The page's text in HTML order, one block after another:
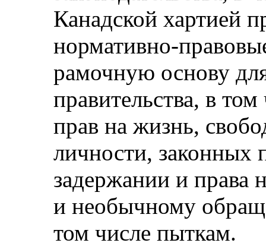
Канадской хартией
нормативно-
рамочную основу
правительства, в
прав на жизнь,
личности, законных
задержании и права
и необычному
том числе пыткам.